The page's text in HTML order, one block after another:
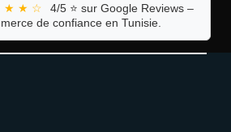
★ ★ ☆
4/5 ⭐ sur Google Reviews –
de confiance en Tunisie.